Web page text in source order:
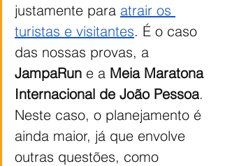
justamente para atrair os
turistas e visitantes. É o caso
das nossas provas, a
JampaRun e a Meia Maratona
Internacional de João Pessoa.
Neste caso, o planejamento é
ainda maior, já que envolve
outras questões, como